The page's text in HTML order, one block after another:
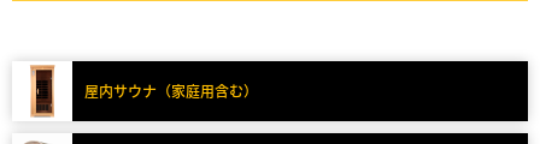
屋内サウナ（家庭用含む）